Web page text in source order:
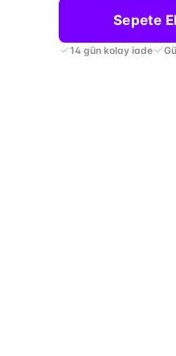
Sepete
14 gün kolay iade